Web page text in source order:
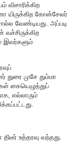
யிருக்கிற கோன்சேலர்
வேண்டியது. அப்படி
இவர்களும்
துரை முசே தும்மா
கையெழுத்துப்
எல்லாரும்
உத்தரவு வந்தது.